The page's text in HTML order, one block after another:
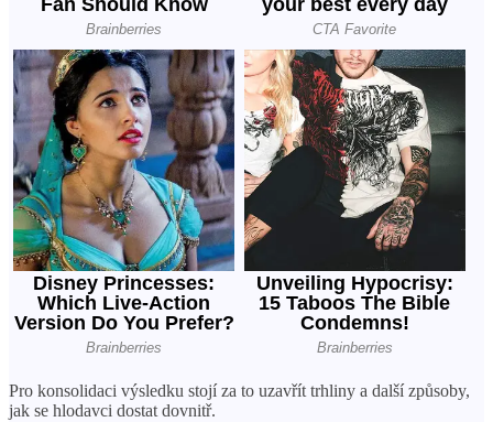
Pro konsolidaci výsledku stojí za to uzavřít trhliny a další způsoby,
jak se hlodavci dostat dovnitř.